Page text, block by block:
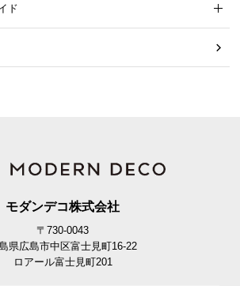
ド
モダンデコ株式会社
〒730-0043
県広島市中区富士見町16-22
ロアール富士見町201